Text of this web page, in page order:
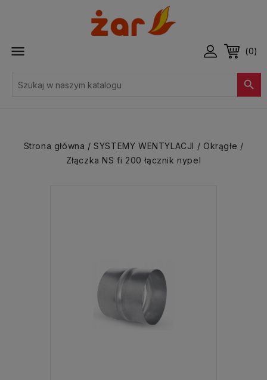
 (0)

Strona główna SYSTEMY WENTYLACJI
Okrągłe
Złączka NS fi 200 łącznik nypel